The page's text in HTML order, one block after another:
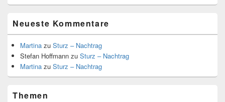
Neueste Kommentare
Martina zu Sturz – Nachtrag
Stefan Hoffmann zu Sturz – Nachtrag
Martina zu Sturz – Nachtrag
Themen